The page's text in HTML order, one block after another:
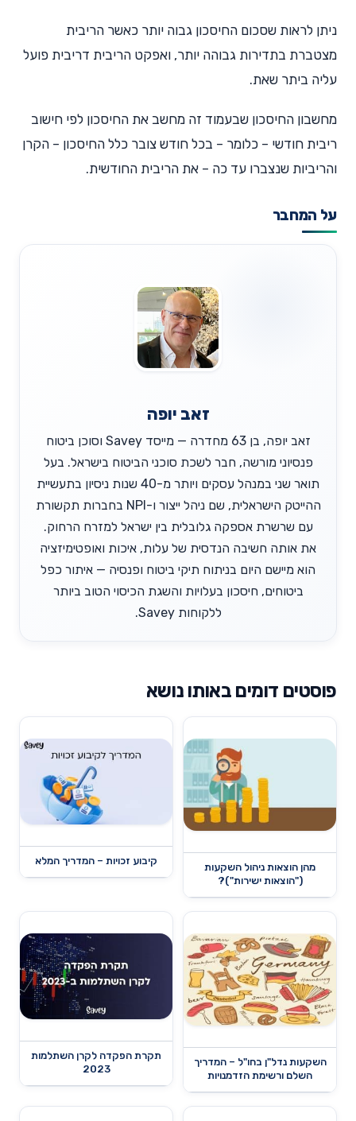
ניתן לראות שסכום החיסכון גבוה יותר כאשר הריבית
מצטברת בתדירות גבוהה יותר, ואפקט הריבית דריבית פועל
עליה ביתר שאת.
מחשבון החיסכון שבעמוד זה מחשב את החיסכון לפי חישוב
ריבית חודשי – כלומר – בכל חודש צובר כלל החיסכון – הקרן
והריביות שנצברו עד כה – את הריבית החודשית.
על המחבר
זאב יופה
זאב יופה, בן 63 מחדרה — מייסד Savey וסוכן ביטוח
פנסיוני מורשה, חבר לשכת סוכני הביטוח בישראל. בעל
תואר שני במנהל עסקים ויותר מ-40 שנות ניסיון בתעשיית
ההייטק הישראלית, שם ניהל ייצור ו-NPI בחברות תקשורת
עם שרשרת אספקה גלובלית בין ישראל למזרח הרחוק.
את אותה חשיבה הנדסית של עלות, איכות ואופטימיזציה
הוא מיישם היום בניתוח תיקי ביטוח ופנסיה — איתור כפל
ביטוחים, חיסכון בעלויות והשגת הכיסוי הטוב ביותר
ללקוחות Savey.
פוסטים דומים באותו נושא
מהן הוצאות ניהול השקעות
("הוצאות ישירות")?
קיבוע זכויות – המדריך המלא
השקעות נדל"ן בחו"ל – המדריך
השלם ורשימת הזדמנויות
תקרת הפקדה לקרן השתלמות
2023